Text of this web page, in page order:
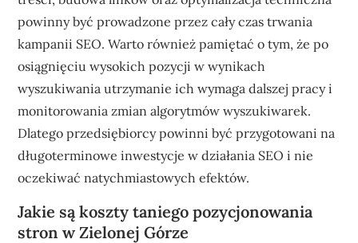
powinny być prowadzone przez cały czas trwania
kampanii SEO. Warto również pamiętać o tym, że po
osiągnięciu wysokich pozycji w wynikach
wyszukiwania utrzymanie ich wymaga dalszej pracy i
monitorowania zmian algorytmów wyszukiwarek.
Dlatego przedsiębiorcy powinni być przygotowani na
długoterminowe inwestycje w działania SEO i nie
oczekiwać natychmiastowych efektów.
Jakie są koszty taniego pozycjonowania
stron w Zielonej Górze